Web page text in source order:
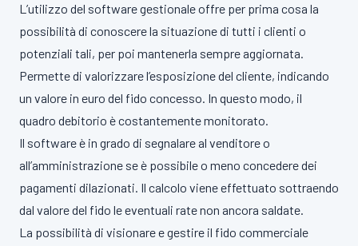
L’utilizzo del software gestionale offre per prima cosa la
possibilità di conoscere la situazione di tutti i clienti o
potenziali tali, per poi mantenerla sempre aggiornata.
Permette di valorizzare l’esposizione del cliente, indicando
un valore in euro del fido concesso. In questo modo, il
quadro debitorio è costantemente monitorato.
Il software è in grado di segnalare al venditore o
all’amministrazione se è possibile o meno concedere dei
pagamenti dilazionati. Il calcolo viene effettuato sottraendo
dal valore del fido le eventuali rate non ancora saldate.
La possibilità di visionare e gestire il fido commerciale